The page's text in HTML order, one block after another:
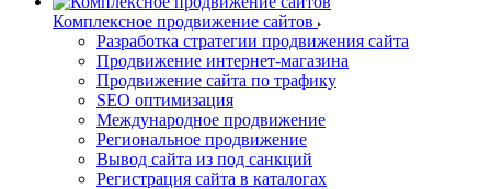
Комплексное продвижение сайтов
Разработка стратегии продвижения сайта
Продвижение интернет-магазина
Продвижение сайта по трафику
SEO оптимизация
Международное продвижение
Региональное продвижение
Вывод сайта из под санкций
Регистрация сайта в каталогах